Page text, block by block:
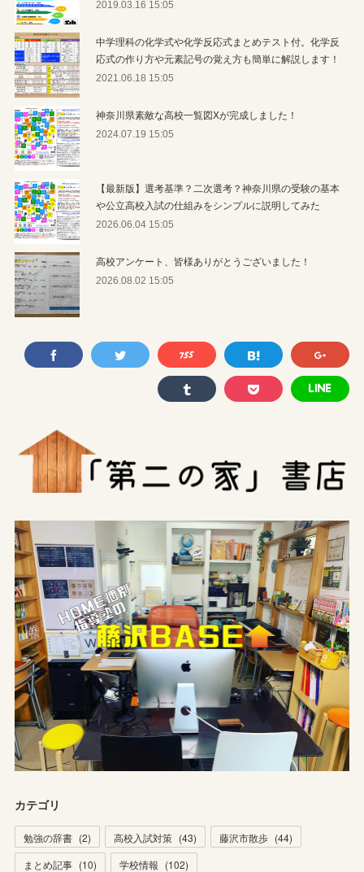
2019.03.16 15:05
中学理科の化学式や化学反応式まとめテスト付。化学反
応式の作り方や元素記号の覚え方も簡単に解説します！
2021.06.18 15:05
神奈川県素敵な高校一覧図Xが完成しました！
2024.07.19 15:05
【最新版】選考基準？二次選考？神奈川県の受験の基本
や公立高校入試の仕組みをシンプルに説明してみた
2026.06.04 15:05
高校アンケート、皆様ありがとうございました！
2026.08.02 15:05
カテゴリ
勉強の辞書 (2) 高校入試対策 (43) 藤沢市散歩 (44)
まとめ記事 (10) 学校情報 (102)